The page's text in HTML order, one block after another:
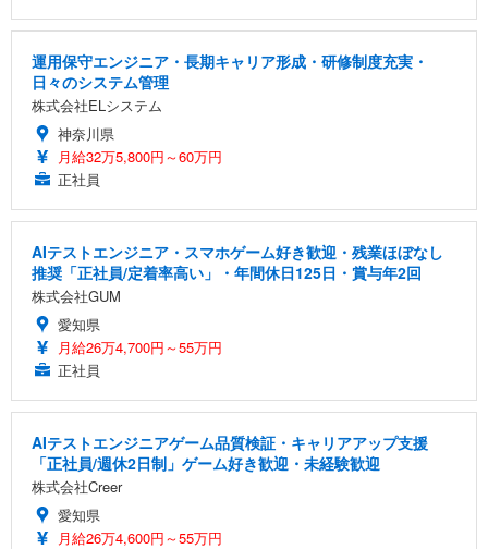
運用保守エンジニア・長期キャリア形成・研修制度充実・
日々のシステム管理
株式会社ELシステム
神奈川県
月給32万5,800円～60万円
正社員
AIテストエンジニア・スマホゲーム好き歓迎・残業ほぼなし
推奨「正社員/定着率高い」・年間休日125日・賞与年2回
株式会社GUM
愛知県
月給26万4,700円～55万円
正社員
AIテストエンジニアゲーム品質検証・キャリアアップ支援
「正社員/週休2日制」ゲーム好き歓迎・未経験歓迎
株式会社Creer
愛知県
月給26万4,600円～55万円